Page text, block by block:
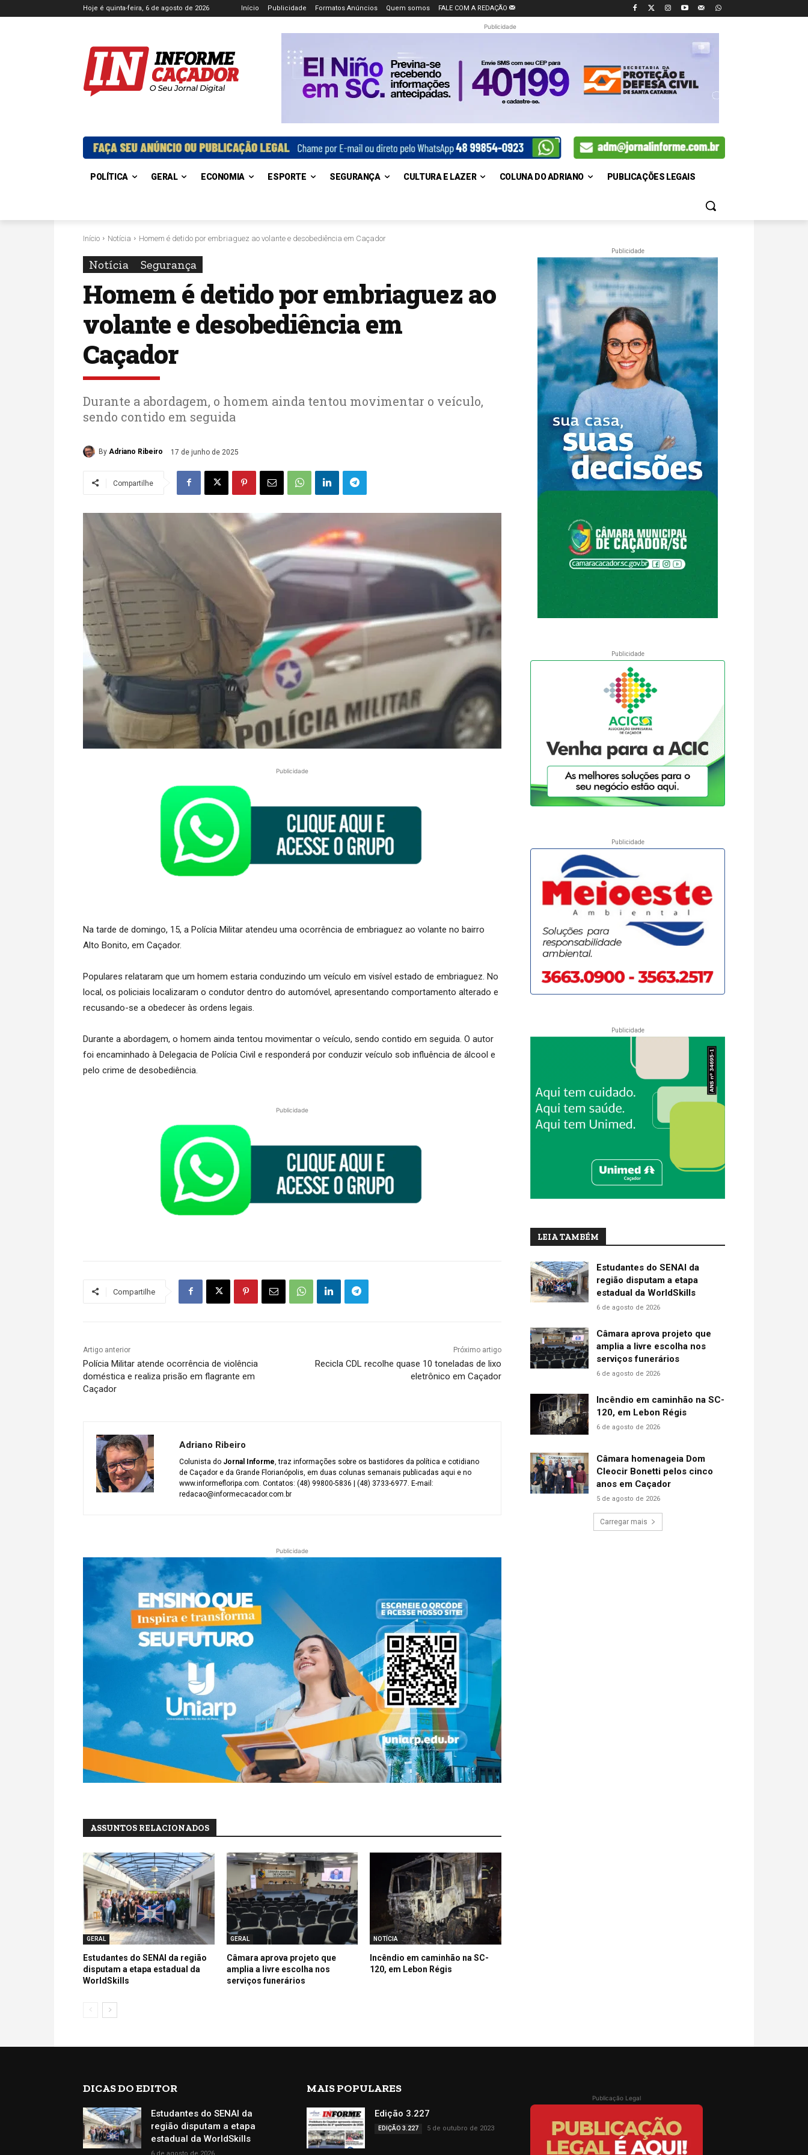
Hoje é quinta-feira, 6 de agosto de 2026 Início Publicidade Formatos Anúncios Quem somos FALE COM A REDAÇÃO
Publicidade
POLÍTICA GERAL ECONOMIA ESPORTE SEGURANÇA CULTURA E LAZER COLUNA DO ADRIANO PUBLICAÇÕES LEGAIS
Início Notícia Homem é detido por embriaguez ao volante e desobediência em Caçador
Notícia Segurança
Homem é detido por embriaguez ao
volante e desobediência em
Caçador
Durante a abordagem, o homem ainda tentou movimentar o veículo,
sendo contido em seguida
By Adriano Ribeiro 17 de junho de 2025
Compartilhe
Publicidade
Na tarde de domingo, 15, a Polícia Militar atendeu uma ocorrência de embriaguez ao volante no bairro
Alto Bonito, em Caçador.
Populares relataram que um homem estaria conduzindo um veículo em visível estado de embriaguez. No
local, os policiais localizaram o condutor dentro do automóvel, apresentando comportamento alterado e
recusando-se a obedecer às ordens legais.
Durante a abordagem, o homem ainda tentou movimentar o veículo, sendo contido em seguida. O autor
foi encaminhado à Delegacia de Polícia Civil e responderá por conduzir veículo sob influência de álcool e
pelo crime de desobediência.
Publicidade
Compartilhe
Artigo anterior
Polícia Militar atende ocorrência de violência
doméstica e realiza prisão em flagrante em
Caçador
Próximo artigo
Recicla CDL recolhe quase 10 toneladas de lixo
eletrônico em Caçador
Adriano Ribeiro
Colunista do Jornal Informe , traz informações sobre os bastidores da política e cotidiano
de Caçador e da Grande Florianópolis, em duas colunas semanais publicadas aqui e no
www.informefloripa.com. Contatos: (48) 99800-5836 | (48) 3733-6977. E-mail:
redacao@informecacador.com.br
Publicidade
ASSUNTOS RELACIONADOS
GERAL
Estudantes do SENAI da região
disputam a etapa estadual da
WorldSkills
GERAL
Câmara aprova projeto que
amplia a livre escolha nos
serviços funerários
NOTÍCIA
Incêndio em caminhão na SC-
120, em Lebon Régis
Publicidade
Publicidade
Publicidade
Publicidade
LEIA TAMBÉM
Estudantes do SENAI da
região disputam a etapa
estadual da WorldSkills
6 de agosto de 2026
Câmara aprova projeto que
amplia a livre escolha nos
serviços funerários
6 de agosto de 2026
Incêndio em caminhão na SC-
120, em Lebon Régis
6 de agosto de 2026
Câmara homenageia Dom
Cleocir Bonetti pelos cinco
anos em Caçador
5 de agosto de 2026
Carregar mais
DICAS DO EDITOR
Estudantes do SENAI da
região disputam a etapa
estadual da WorldSkills
MAIS POPULARES
Edição 3.227
EDIÇÃO 3.227 5 de outubro de 2023
Publicação Legal